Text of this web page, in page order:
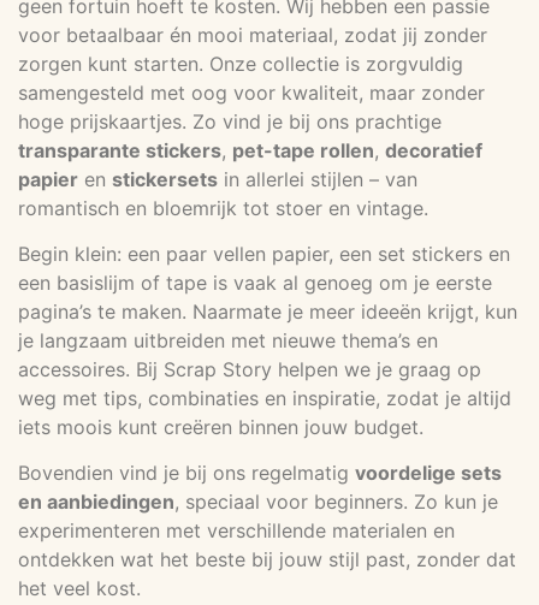
geen fortuin hoeft te kosten. Wij hebben een passie
voor betaalbaar én mooi materiaal, zodat jij zonder
zorgen kunt starten. Onze collectie is zorgvuldig
samengesteld met oog voor kwaliteit, maar zonder
hoge prijskaartjes. Zo vind je bij ons prachtige
transparante stickers, pet-tape rollen, decoratief
papier en stickersets in allerlei stijlen – van
romantisch en bloemrijk tot stoer en vintage.
Begin klein: een paar vellen papier, een set stickers en
een basislijm of tape is vaak al genoeg om je eerste
pagina’s te maken. Naarmate je meer ideeën krijgt, kun
je langzaam uitbreiden met nieuwe thema’s en
accessoires. Bij Scrap Story helpen we je graag op
weg met tips, combinaties en inspiratie, zodat je altijd
iets moois kunt creëren binnen jouw budget.
Bovendien vind je bij ons regelmatig voordelige sets
en aanbiedingen, speciaal voor beginners. Zo kun je
experimenteren met verschillende materialen en
ontdekken wat het beste bij jouw stijl past, zonder dat
het veel kost.